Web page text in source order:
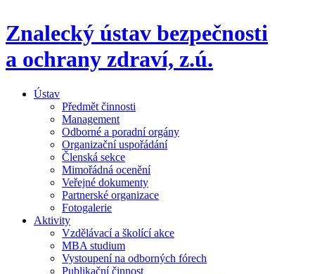
Znalecký ústav bezpečnosti
a ochrany zdraví, z.ú.
Ústav
Předmět činnosti
Management
Odborné a poradní orgány
Organizační uspořádání
Členská sekce
Mimořádná ocenění
Veřejné dokumenty
Partnerské organizace
Fotogalerie
Aktivity
Vzdělávací a školící akce
MBA studium
Vystoupení na odborných fórech
Publikační činnost